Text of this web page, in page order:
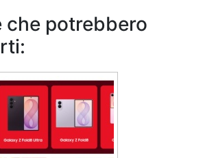
che potrebbero